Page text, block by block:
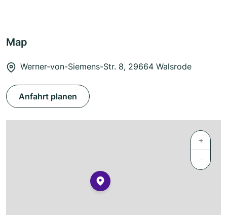
Map
Werner-von-Siemens-Str. 8, 29664 Walsrode
Anfahrt planen
+
−